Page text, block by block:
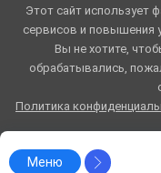
Меню
Этот сайт использует
сервисов и повышения
Вы не хотите,
обрабатывались,
Политика